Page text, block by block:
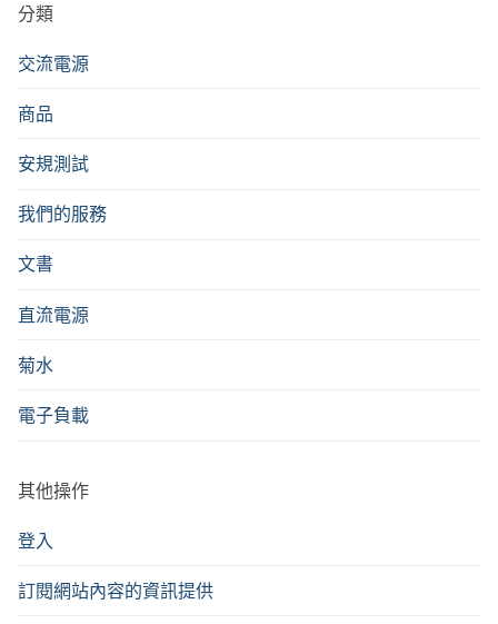
分類
交流電源
商品
安規測試
我們的服務
文書
直流電源
菊水
電子負載
其他操作
登入
訂閱網站內容的資訊提供